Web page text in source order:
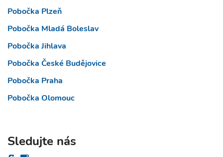
Pobočka Plzeň
Pobočka Mladá Boleslav
Pobočka Jihlava
Pobočka České Budějovice
Pobočka Praha
Pobočka Olomouc
Sledujte nás